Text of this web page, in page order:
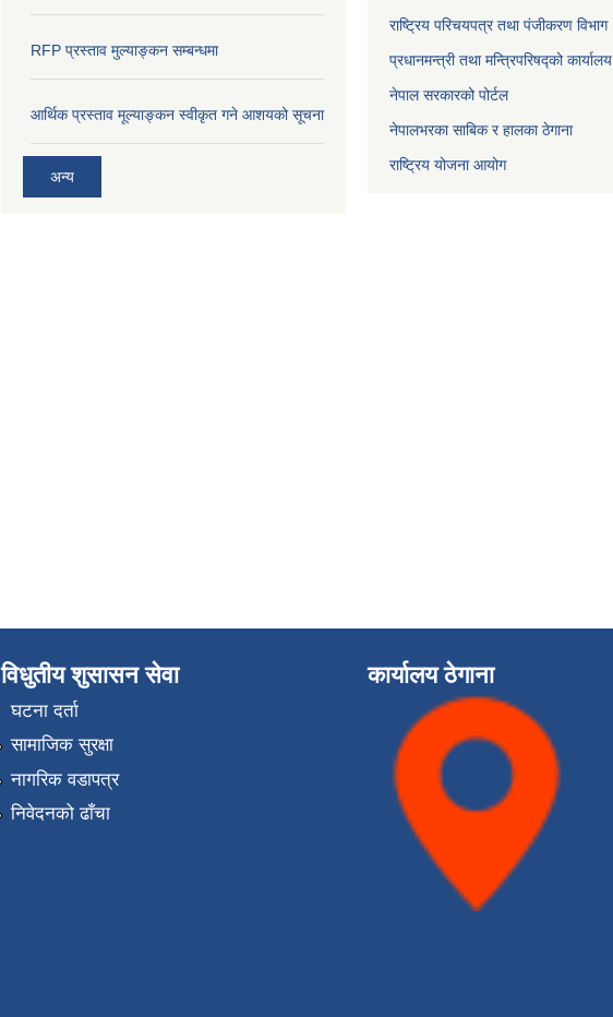
RFP प्रस्ताव मुल्याङ्कन सम्बन्धमा
आर्थिक प्रस्ताव मूल्याङ्कन स्वीकृत गने आशयको सूचना
अन्य
राष्ट्रिय परिचयपत्र तथा पंजीकरण विभाग
प्रधानमन्त्री तथा मन्त्रिपरिषद्को कार्यालय
नेपाल सरकारको पोर्टल
नेपालभरका साबिक र हालका ठेगाना
राष्ट्रिय योजना आयोग
विधुतीय शुसासन सेवा
घटना दर्ता
सामाजिक सुरक्षा
नागरिक वडापत्र
निवेदनको ढाँचा
कार्यालय ठेगाना